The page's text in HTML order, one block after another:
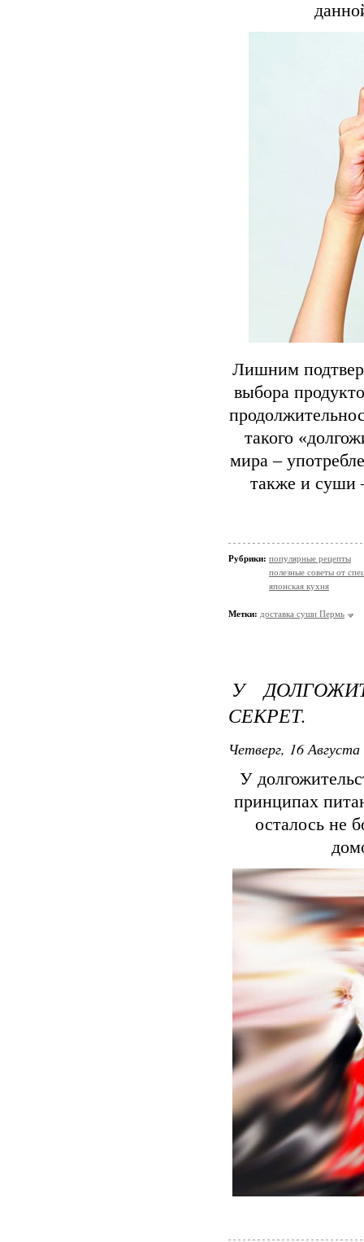
Лишним
выбора
такого
мира –
также и суши
Рубрики: популярные рецепты
полезные советы от
японская кухня
Метки: доставка суши Пермь
У
СЕКРЕТ.
Четверг, 16
У
принципах
осталось не